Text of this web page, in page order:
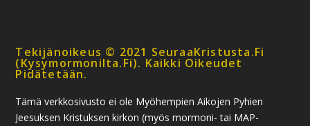
Tekijänoikeus © 2021 SeuraaKristusta.fi
(kysymormonilta.fi). Kaikki Oikeudet
Pidätetään.
Tämä verkkosivusto ei ole Myöhempien Aikojen Pyhien
Jeesuksen Kristuksen kirkon (myös mormoni- tai MAP-